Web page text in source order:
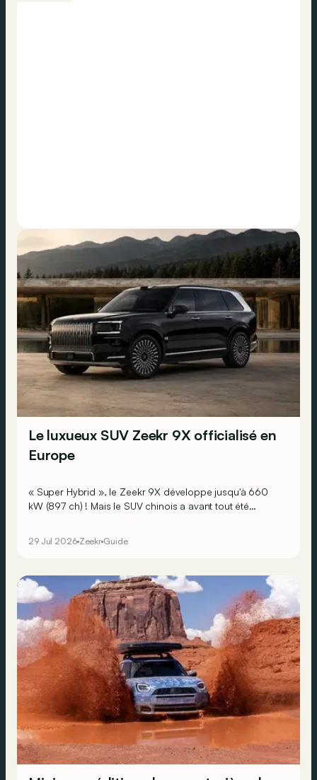
Le luxueux SUV Zeekr 9X officialisé en
Europe
« Super Hybrid », le Zeekr 9X développe jusqu'à 660
kW (897 ch) ! Mais le SUV chinois a avant tout été
29 Jul 2026 Zeekr Guide